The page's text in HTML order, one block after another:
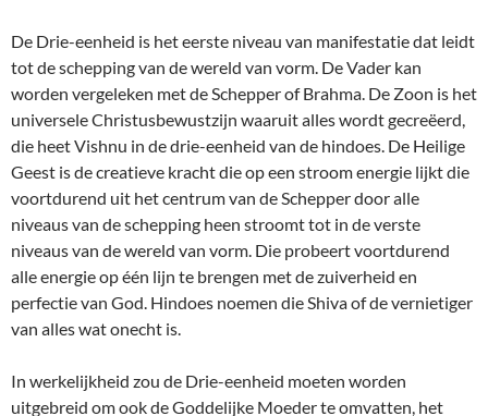
De Drie-eenheid is het eerste niveau van manifestatie dat leidt
tot de schepping van de wereld van vorm. De Vader kan
worden vergeleken met de Schepper of Brahma. De Zoon is het
universele Christusbewustzijn waaruit alles wordt gecreëerd,
die heet Vishnu in de drie-eenheid van de hindoes. De Heilige
Geest is de creatieve kracht die op een stroom energie lijkt die
voortdurend uit het centrum van de Schepper door alle
niveaus van de schepping heen stroomt tot in de verste
niveaus van de wereld van vorm. Die probeert voortdurend
alle energie op één lijn te brengen met de zuiverheid en
perfectie van God. Hindoes noemen die Shiva of de vernietiger
van alles wat onecht is.
In werkelijkheid zou de Drie-eenheid moeten worden
uitgebreid om ook de Goddelijke Moeder te omvatten, het